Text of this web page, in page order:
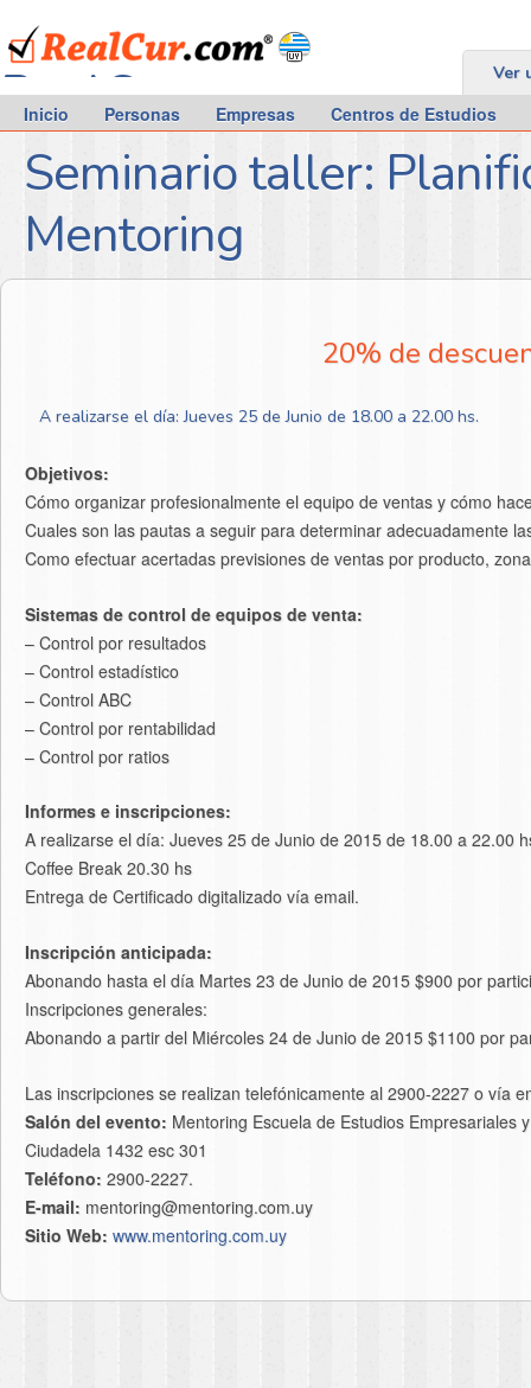
RealCur.com Ver
Inicio Personas Empresas Centros de Estudios
Seminario taller:
Mentoring
20% de
A realizarse el día: Jueves 25 de Junio de 18.00 a 22.00 hs.
Objetivos:
Cómo organizar profesionalmente el equipo de ventas y cómo
Cuales son las pautas a seguir para determinar adecuadamente
Como efectuar acertadas previsiones de ventas por producto,
Sistemas de control de equipos de venta:
– Control por resultados
– Control estadístico
– Control ABC
– Control por rentabilidad
– Control por ratios
Informes e inscripciones:
A realizarse el día: Jueves 25 de Junio de 2015 de 18.00 a 22.00
Coffee Break 20.30 hs
Entrega de Certificado digitalizado vía email.
Inscripción anticipada:
Abonando hasta el día Martes 23 de Junio de 2015 $900 por
Inscripciones generales:
Abonando a partir del Miércoles 24 de Junio de 2015 $1100 por
Las inscripciones se realizan telefónicamente al 2900-2227 o vía
Salón del evento: Mentoring Escuela de Estudios Empresariales
Ciudadela 1432 esc 301
Teléfono: 2900-2227.
E-mail: mentoring@mentoring.com.uy
Sitio Web: www.mentoring.com.uy